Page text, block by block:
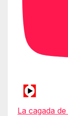
La cagada